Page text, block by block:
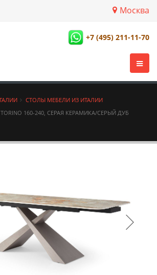
Москва
+7 (495) 211-11-70
СТОЛЫ МЕБЕЛИ ИЗ ИТАЛИИ
160-240, СЕРАЯ КЕРАМИКА/СЕРЫЙ ДУБ